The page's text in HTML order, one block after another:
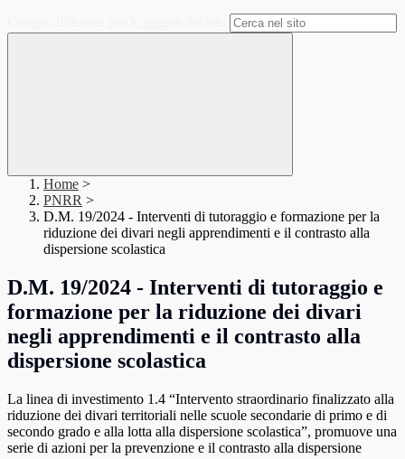
Home >
PNRR >
D.M. 19/2024 - Interventi di tutoraggio e formazione per la
riduzione dei divari negli apprendimenti e il contrasto alla
dispersione scolastica
D.M. 19/2024 - Interventi di tutoraggio e
formazione per la riduzione dei divari
negli apprendimenti e il contrasto alla
dispersione scolastica
La linea di investimento 1.4 “Intervento straordinario finalizzato alla
riduzione dei divari territoriali nelle scuole secondarie di primo e di
secondo grado e alla lotta alla dispersione scolastica”, promuove una
serie di azioni per la prevenzione e il contrasto alla dispersione